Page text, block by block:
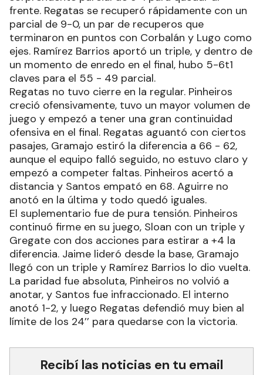
frente. Regatas se recuperó rápidamente con un
parcial de 9-0, un par de recuperos que
terminaron en puntos con Corbalán y Lugo como
ejes. Ramírez Barrios aportó un triple, y dentro de
un momento de enredo en el final, hubo 5-6t1
claves para el 55 - 49 parcial.
Regatas no tuvo cierre en la regular. Pinheiros
creció ofensivamente, tuvo un mayor volumen de
juego y empezó a tener una gran continuidad
ofensiva en el final. Regatas aguantó con ciertos
pasajes, Gramajo estiró la diferencia a 66 - 62,
aunque el equipo falló seguido, no estuvo claro y
empezó a competer faltas. Pinheiros acertó a
distancia y Santos empató en 68. Aguirre no
anotó en la última y todo quedó iguales.
El suplementario fue de pura tensión. Pinheiros
continuó firme en su juego, Sloan con un triple y
Gregate con dos acciones para estirar a +4 la
diferencia. Jaime lideró desde la base, Gramajo
llegó con un triple y Ramírez Barrios lo dio vuelta.
La paridad fue absoluta, Pinheiros no volvió a
anotar, y Santos fue infraccionado. El interno
anotó 1-2, y luego Regatas defendió muy bien al
límite de los 24’’ para quedarse con la victoria.
Recibí las noticias en tu email